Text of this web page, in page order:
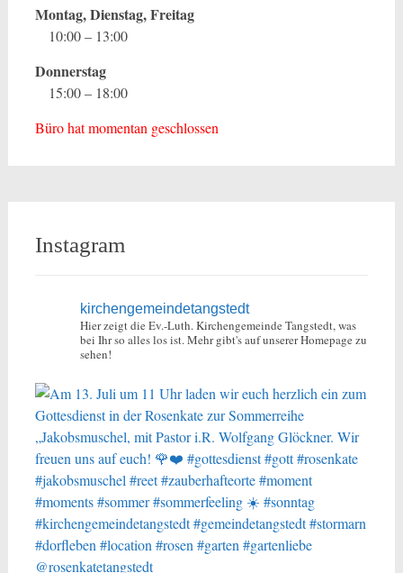
Montag, Dienstag, Freitag
10:00 – 13:00
Donnerstag
15:00 – 18:00
Büro hat momentan geschlossen
Instagram
kirchengemeindetangstedt
Hier zeigt die Ev.-Luth. Kirchengemeinde Tangstedt, was
bei Ihr so alles los ist.Mehr gibt's auf unserer Homepage zu
sehen!